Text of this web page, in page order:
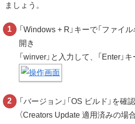
ましょう。
「Windows + R」キーで「ファイ
開き
「winver」と入力して、「Enter」
「バージョン」「OS ビルド」を確
（Creators Update 適用済みの場